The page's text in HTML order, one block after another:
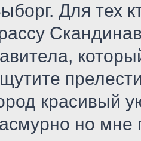
Для тех
красивый
но мне